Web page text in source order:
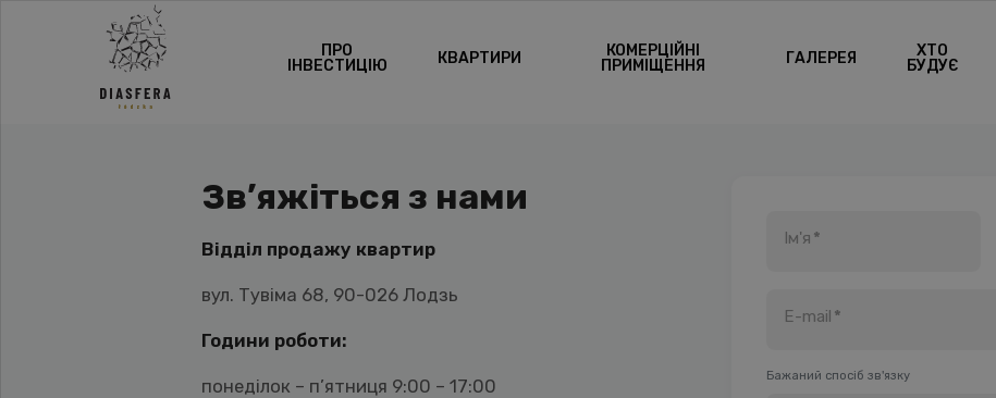
ПРО
ІНВЕСТИЦІЮ
КВАРТИРИ
КОМЕРЦІЙНІ
ПРИМІЩЕННЯ
ГАЛЕРЕЯ
ХТО
БУДУЄ
Зв’яжіться з нами
Відділ продажу квартир
вул. Тувіма 68, 90-026 Лодзь
Години роботи:
понеділок – п’ятниця 9:00 – 17:00
Ім'я *
E-mail *
Бажаний спосіб зв'язку